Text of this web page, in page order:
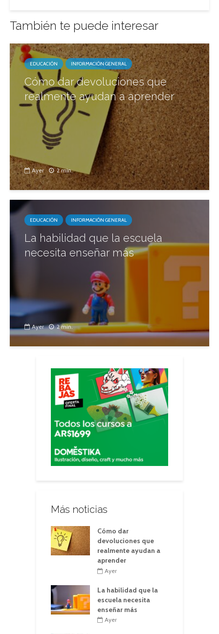
También te puede interesar
EDUCACIÓN INFORMACIÓN GENERAL
Cómo dar devoluciones que
realmente ayudan a aprender
Ayer 2 min.
EDUCACIÓN INFORMACIÓN GENERAL
La habilidad que la escuela
necesita enseñar más
Ayer 2 min.
Más noticias
Cómo dar
devoluciones que
realmente ayudan a
aprender
Ayer
La habilidad que la
escuela necesita
enseñar más
Ayer